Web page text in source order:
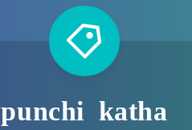
punchi katha